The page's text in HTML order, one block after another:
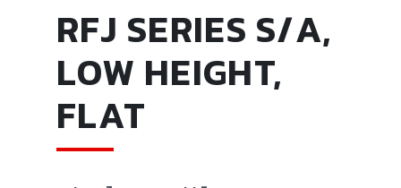
RFJ SERIES S/A,
LOW HEIGHT,
FLAT